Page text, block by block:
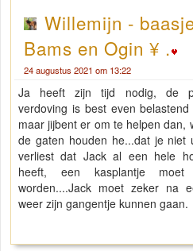
Willemijn -
Bams en Ogin ¥ .
24 augustus 2021 om 13:22
Ja heeft zijn tijd nodig, de
verdoving is best even
maar jijbent er om te helpen dan,
de gaten houden he...dat je niet
verliest dat Jack al een hele
heeft, een kasplantje
worden....Jack moet zeker na
weer zijn gangentje kunnen gaan.